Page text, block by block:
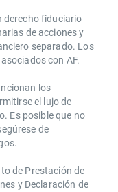
derecho fiduciario
de acciones y
separado. Los
con AF.
los
el lujo de
Es posible que no
de
de Prestación de
y Declaración de